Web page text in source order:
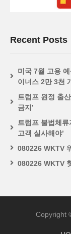
Recent Posts
미국 7월 고용
이너스 2만 3천
트럼프 원정 출
금지’
트럼프 불법체
고객 실사해야’
080226 WKTV
080226 WKTV
Copyright